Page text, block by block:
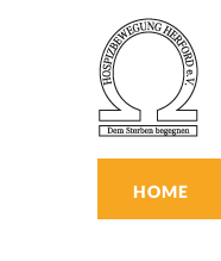
HOME